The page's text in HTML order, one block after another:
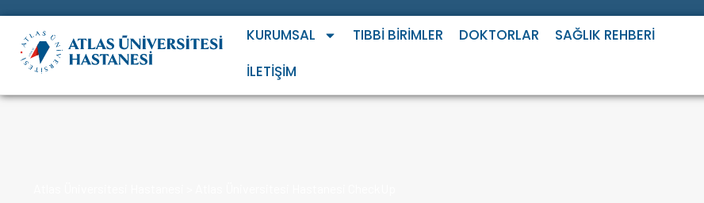
KURUMSAL TIBBI BIRIMLER DOKTORLAR
SAĞLIK REHBERI
İLETIŞIM